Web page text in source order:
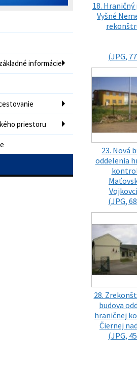
informácie
priestoru
18.
Vyšné
(JPG,
23. Nová
oddelenia
(JPG,
28.
budova
hraničnej
Čiernej
(JPG,